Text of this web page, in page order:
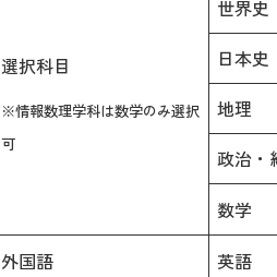
選択科目
※情報数理学科は数学のみ選択
可
世界史
日本史
地理
政治・
数学
外国語
英語